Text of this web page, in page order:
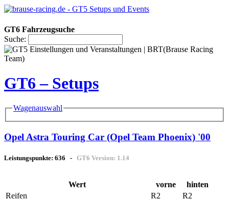
GT6 Fahrzeugsuche
Suche:
GT6 – Setups
Wagenauswahl
Opel Astra Touring Car (Opel Team Phoenix) '00
Leistungspunkte: 636 - GT6 Version: 1.14
Wert vorne
hinten
Reifen
R2
R2